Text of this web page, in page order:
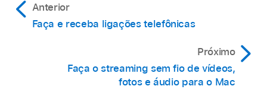
Anterior
Faça e receba ligações telefônicas
Próximo
Faça o streaming sem fio de vídeos,
fotos e áudio para o Mac